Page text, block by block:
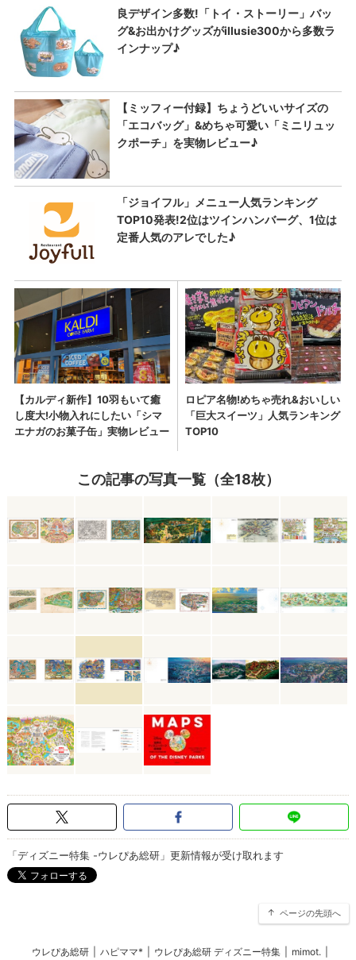
この記事の写真一覧（全18枚）
「ディズニー特集 -ウレぴあ総研」更新情報が受け取れます
ページの先頭へ
ウレぴあ総研 ハピママ* ウレぴあ総研 ディズニー特集 mimot.